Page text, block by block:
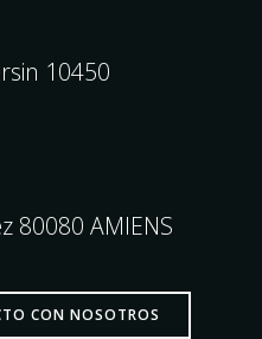
10450
80080 AMIENS
CON NOSOTROS